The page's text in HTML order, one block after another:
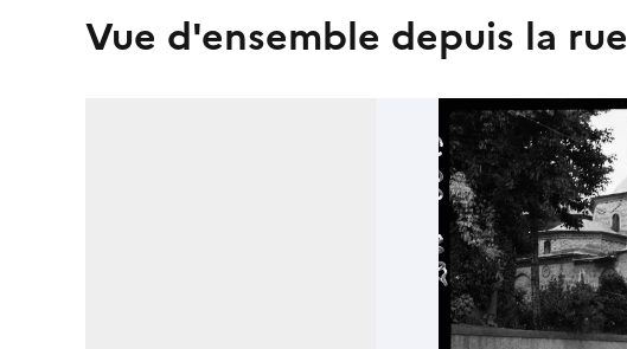
Vue d'ensemble depuis la rue